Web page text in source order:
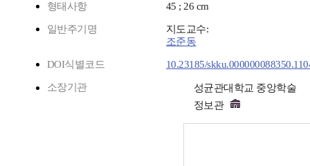
형태사항 45 ; 26 cm
일반주기명
지도교수:
조준동
DOI식별코드 10.23185/
소장기관
성균관대학교 중앙학술
정보관